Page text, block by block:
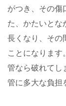
がつき、その傷
た、かたいと
長くなり、その
ことになりま
管なら破れてし
管に多大な負担